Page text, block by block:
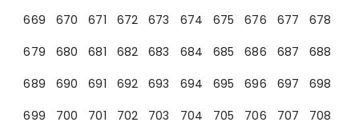
669
670 671 672 673 674 675 676 677
678
679
680 681 682 683 684 685 686 687
688
689
690 691 692 693 694 695 696 697
698
699
700 701 702 703 704 705 706 707
708